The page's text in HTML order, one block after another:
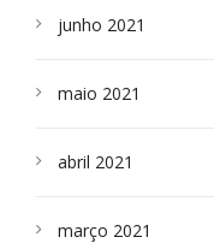
junho 2021
maio 2021
abril 2021
março 2021